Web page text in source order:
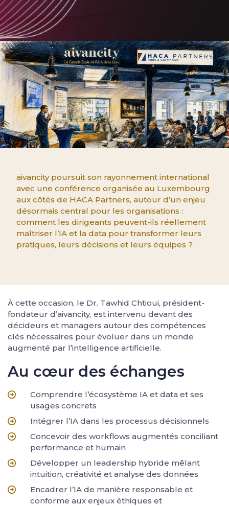
aivancity poursuit son rayonnement international
avec une conférence organisée au Luxembourg
aux côtés de HACA Partners, autour d’un enjeu
désormais central pour les organisations :
comment les dirigeants peuvent-ils réellement
maîtriser l’IA et la data pour transformer leurs
pratiques, leurs décisions et leurs équipes ?
À cette occasion, le Dr. Tawhid Chtioui, président-
fondateur d’aivancity, est intervenu devant des
décideurs et managers autour des compétences
clés nécessaires pour évoluer dans un monde
augmenté par l’intelligence artificielle.
Au cœur des échanges
Comprendre l’écosystème IA et data et ses
usages concrets
Intégrer l’IA dans les processus décisionnels
Concevoir des workflows augmentés conciliant
performance et humain
Développer un leadership hybride mêlant
intuition, créativité et analyse des données
Encadrer l’IA de manière responsable et
conforme aux enjeux éthiques et